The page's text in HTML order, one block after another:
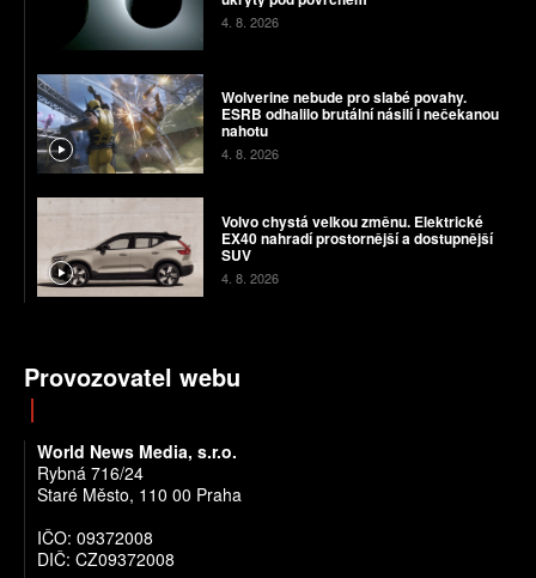
4. 8. 2026
Wolverine nebude pro slabé povahy.
ESRB odhalilo brutální násilí i nečekanou
nahotu
4. 8. 2026
Volvo chystá velkou změnu. Elektrické
EX40 nahradí prostornější a dostupnější
SUV
4. 8. 2026
Provozovatel webu
World News Media, s.r.o.
Rybná 716/24
Staré Město, 110 00 Praha
IČO: 09372008
DIČ: CZ09372008